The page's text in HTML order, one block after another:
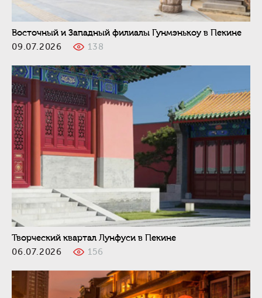
Восточный и Западный филиалы Гунмэнькоу в Пекине
09.07.2026
138
Творческий квартал Лунфуси в Пекине
06.07.2026
156